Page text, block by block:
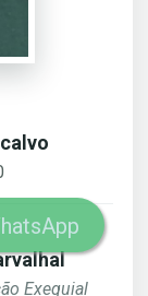
Exequial